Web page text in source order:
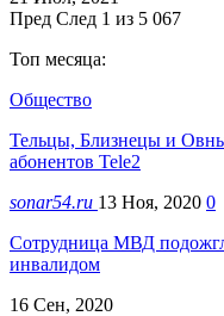
Пред След 1 из 5 067
Топ месяца:
Общество
Тельцы, Близнецы и
абонентов Tele2
sonar54.ru 13 Ноя, 2020 0
Сотрудница МВД
инвалидом
16 Сен, 2020